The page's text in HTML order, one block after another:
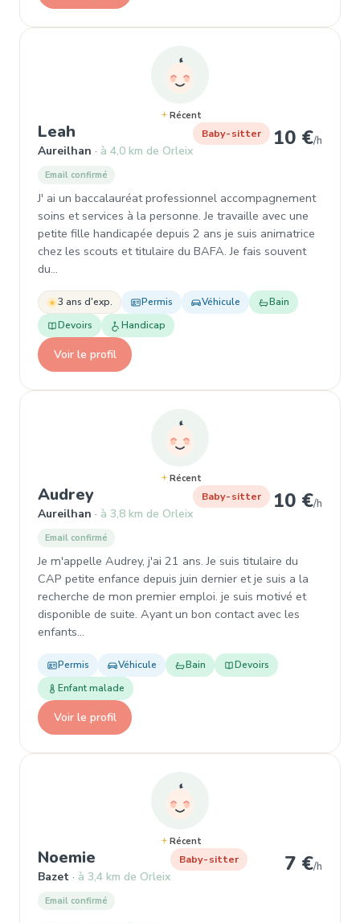
Récent
Leah , Baby-sitter à Aureilhan
Aureilhan à 4,0 km de Orleix
Baby-sitter 10 €/h
Email confirmé
J' ai un baccalauréat professionnel accompagnement
soins et services à la personne. Je travaille avec une
petite fille handicapée depuis 2 ans je suis animatrice
chez les scouts et titulaire du BAFA. Je fais souvent
du…
3 ans d'exp. Permis Véhicule
Bain
Devoirs
Handicap
Voir le profil
Récent
Audrey, Baby-sitter à Aureilhan
Aureilhan à 3,8 km de Orleix
Baby-sitter 10 €/h
Email confirmé
Je m'appelle Audrey, j'ai 21 ans. Je suis titulaire du
CAP petite enfance depuis juin dernier et je suis a la
recherche de mon premier emploi. je suis motivé et
disponible de suite. Ayant un bon contact avec les
enfants…
Permis Véhicule Bain
Devoirs
Enfant malade
Voir le profil
Récent
Noemie , Baby-sitter à Bazet
Bazet à 3,4 km de Orleix
Baby-sitter 7 €/h
Email confirmé